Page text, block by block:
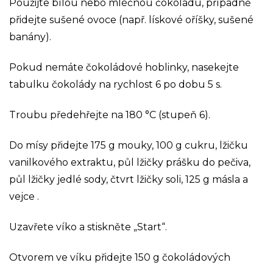
Použijte bílou nebo mléčnou čokoládu, případně
přidejte sušené ovoce (např. lískové oříšky, sušené
banány).
Pokud nemáte čokoládové hoblinky, nasekejte
tabulku čokolády na rychlost 6 po dobu 5 s.
Troubu předehřejte na 180 °C (stupeň 6).
Do mísy přidejte 175 g mouky, 100 g cukru, lžičku
vanilkového extraktu, půl lžičky prášku do pečiva,
půl lžičky jedlé sody, čtvrt lžičky soli, 125 g másla a
vejce .
Uzavřete víko a stiskněte „Start“.
Otvorem ve víku přidejte 150 g čokoládových